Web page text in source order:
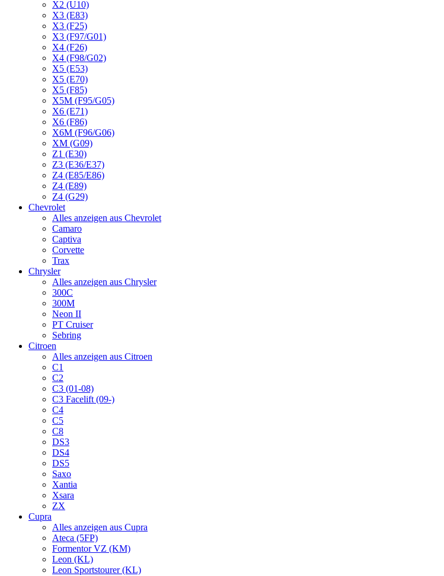
X2 (U10)
X3 (E83)
X3 (F25)
X3 (F97/G01)
X4 (F26)
X4 (F98/G02)
X5 (E53)
X5 (E70)
X5 (F85)
X5M (F95/G05)
X6 (E71)
X6 (F86)
X6M (F96/G06)
XM (G09)
Z1 (E30)
Z3 (E36/E37)
Z4 (E85/E86)
Z4 (E89)
Z4 (G29)
Chevrolet
Alles anzeigen aus Chevrolet
Camaro
Captiva
Corvette
Trax
Chrysler
Alles anzeigen aus Chrysler
300C
300M
Neon II
PT Cruiser
Sebring
Citroen
Alles anzeigen aus Citroen
C1
C2
C3 (01-08)
C3 Facelift (09-)
C4
C5
C8
DS3
DS4
DS5
Saxo
Xantia
Xsara
ZX
Cupra
Alles anzeigen aus Cupra
Ateca (5FP)
Formentor VZ (KM)
Leon (KL)
Leon Sportstourer (KL)